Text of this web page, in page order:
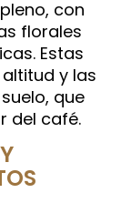
con
florales
Estas
y las
que
del café.